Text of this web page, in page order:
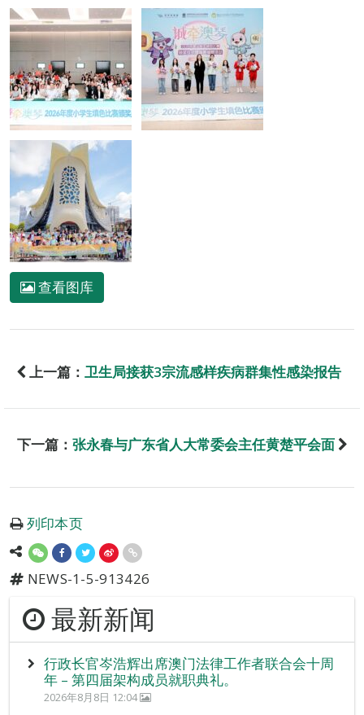
查看图库
上一篇： 卫生局接获3宗流感样疾病群集性感染报告
下一篇： 张永春与广东省人大常委会主任黄楚平会面
列印本页
NEWS-1-5-913426
最新新闻
行政长官岑浩辉出席澳门法律工作者联合会十周
年 – 第四届架构成员就职典礼。
2026年8月8日 12:04